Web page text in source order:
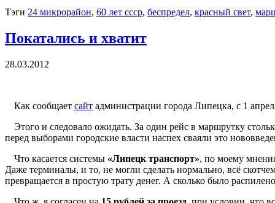
Тэги 24 микрорайон, 60 лет ссср, беспредел, красный свет,
Покатались и хватит
28.03.2012
Как сообщает сайт администрации города Липецка, с 1
Этого и следовало ожидать. За один рейс в маршрутку
перед выборами городские власти наспех сваяли это
Что касается системы «Липецк транспорт», по моему
Даже терминалы, и то, не могли сделать нормально, всё
превращается в простую трату денег. А сколько было